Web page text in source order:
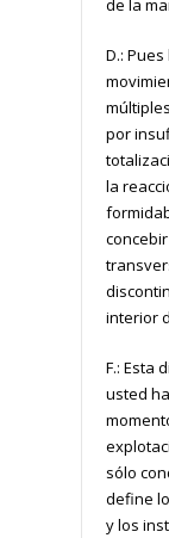
de la
D.:
por
la
interior
F.: Esta
usted
sólo
define
y los